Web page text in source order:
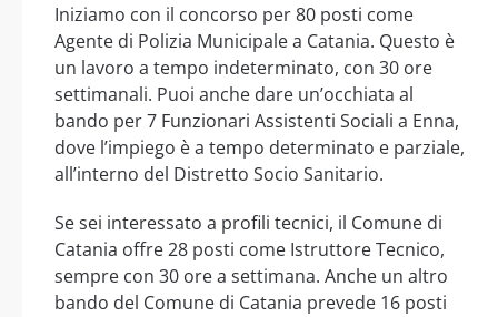
Iniziamo con il concorso per 80 posti come
Agente di Polizia Municipale a Catania. Questo è
un lavoro a tempo indeterminato, con 30 ore
settimanali. Puoi anche dare un’occhiata al
bando per 7 Funzionari Assistenti Sociali a Enna,
dove l’impiego è a tempo determinato e parziale,
all’interno del Distretto Socio Sanitario.
Se sei interessato a profili tecnici, il Comune di
Catania offre 28 posti come Istruttore Tecnico,
sempre con 30 ore a settimana. Anche un altro
bando del Comune di Catania prevede 16 posti